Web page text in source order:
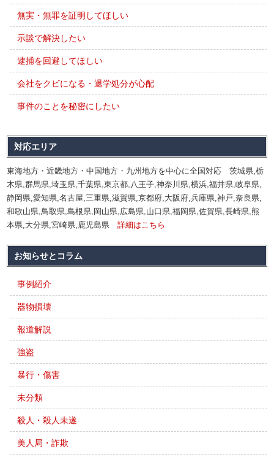
無実・無罪を証明してほしい
示談で解決したい
逮捕を回避してほしい
会社をクビになる・退学処分が心配
事件のことを秘密にしたい
対応エリア
東海地方・近畿地方・中国地方・九州地方を中心に全国対応 茨城県,栃
木県,群馬県,埼玉県,千葉県,東京都,八王子,神奈川県,横浜,福井県,岐阜県,
静岡県,愛知県,名古屋,三重県,滋賀県,京都府,大阪府,兵庫県,神戸,奈良県,
和歌山県,鳥取県,島根県,岡山県,広島県,山口県,福岡県,佐賀県,長崎県,熊
本県,大分県,宮崎県,鹿児島県詳細はこちら
お知らせとコラム
事例紹介
器物損壊
報道解説
強盗
暴行・傷害
未分類
殺人・殺人未遂
美人局・詐欺